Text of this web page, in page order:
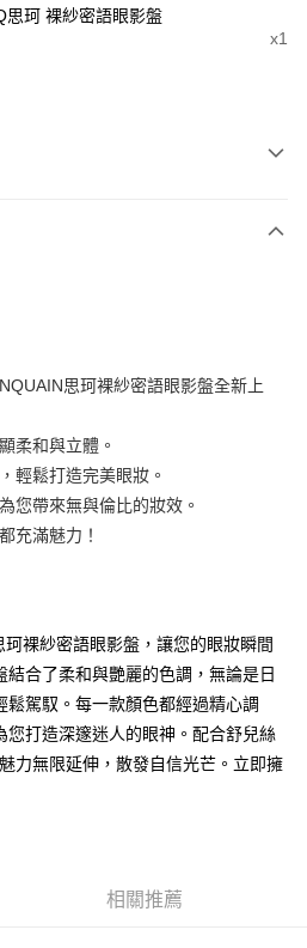
思珂 裸紗密語眼影盤
x1
上)免運費
)免運費
思珂裸紗密語眼影盤全新上
柔和與立體。
輕鬆打造完美眼妝。
您帶來無與倫比的妝效。
充滿魅力！
裸紗密語眼影盤，讓您的眼妝瞬間
合了柔和與艷麗的色調，無論是日
鬆駕馭。每一款顏色都經過精心調
打造深邃迷人的眼神。配合舒兒絲
力無限延伸，散發自信光芒。立即擁
相關推薦